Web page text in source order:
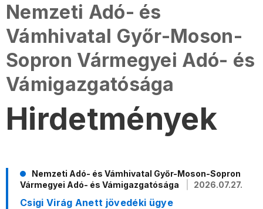
Nemzeti Adó- és
Vámhivatal Győr-Moson-
Sopron Vármegyei Adó- és
Vámigazgatósága
Hirdetmények
Nemzeti Adó- és Vámhivatal Győr-Moson-Sopron
Vármegyei Adó- és Vámigazgatósága
2026.07.27.
Csigi Virág Anett jövedéki ügye